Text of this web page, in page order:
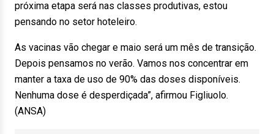
próxima etapa será nas classes produtivas, estou
pensando no setor hoteleiro.
As vacinas vão chegar e maio será um mês de transição.
Depois pensamos no verão. Vamos nos concentrar em
manter a taxa de uso de 90% das doses disponíveis.
Nenhuma dose é desperdiçada”, afirmou Figliuolo.
(ANSA)